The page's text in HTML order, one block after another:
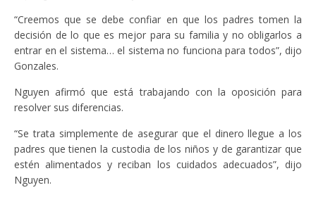
“Creemos que se debe confiar en que los padres tomen la
decisión de lo que es mejor para su familia y no obligarlos a
entrar en el sistema… el sistema no funciona para todos”, dijo
Gonzales.
Nguyen afirmó que está trabajando con la oposición para
resolver sus diferencias.
“Se trata simplemente de asegurar que el dinero llegue a los
padres que tienen la custodia de los niños y de garantizar que
estén alimentados y reciban los cuidados adecuados”, dijo
Nguyen.